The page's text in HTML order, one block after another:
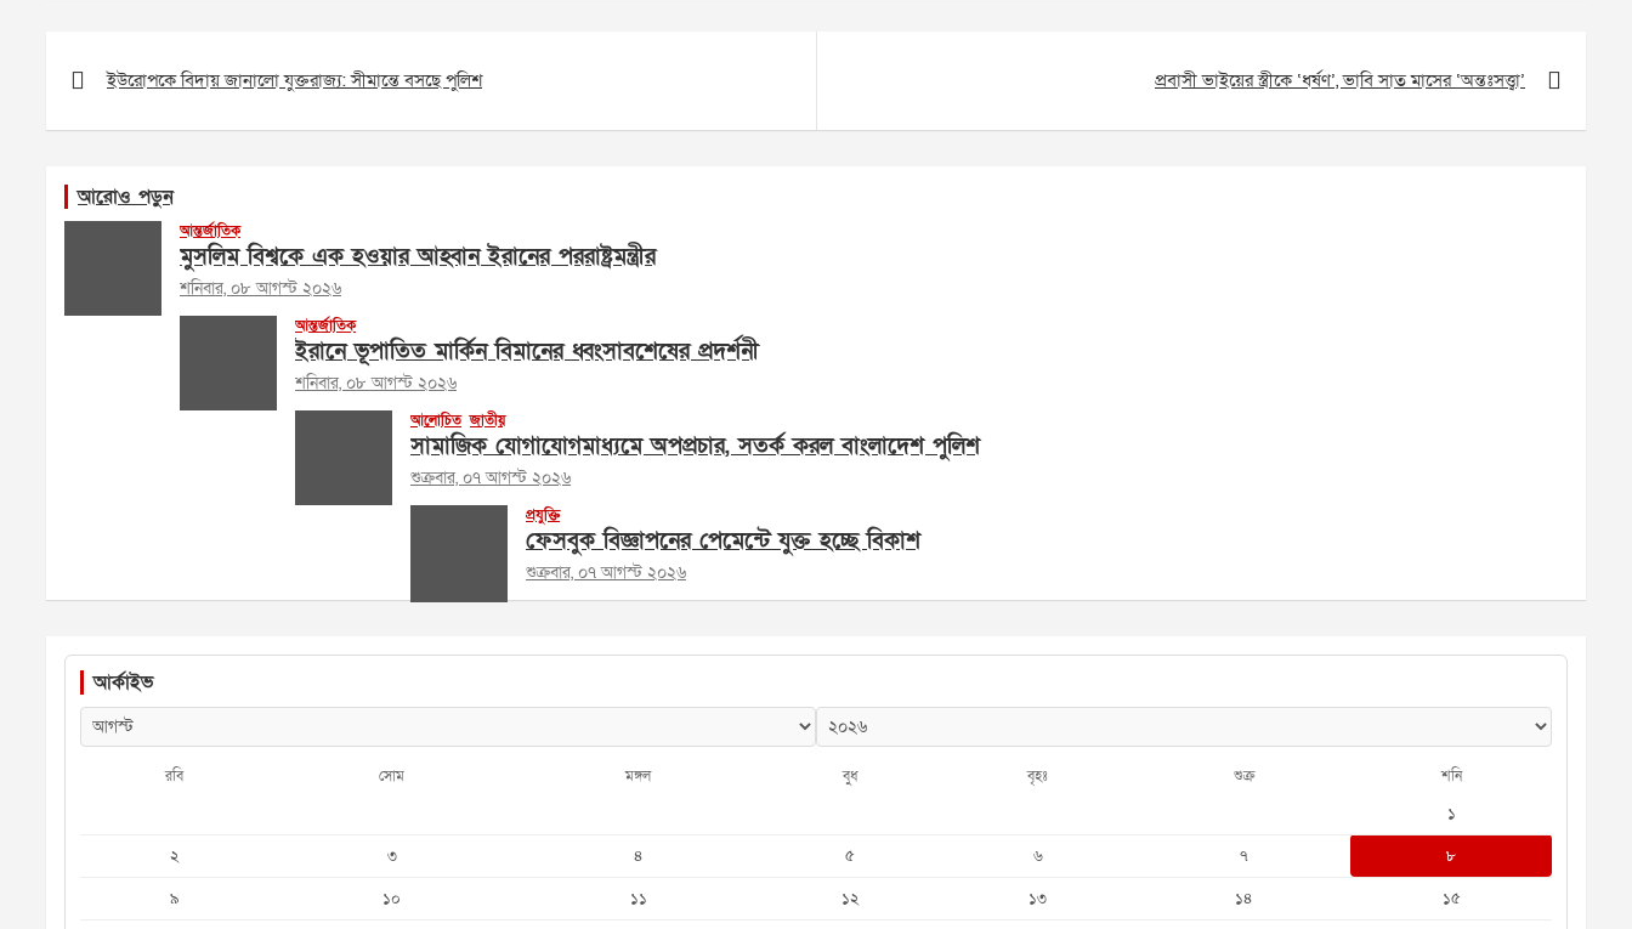
navigation
ইউরোপকে বিদায় জানালো যুক্তরাজ্য: সীমান্তে বসছে পুলিশ প্রবাসী ভাইয়ের স্ত্রীকে ‘ধর্ষণ’, ভাবি সাত মাসের ‘অন্তঃসত্ত্বা’
আরোও পড়ুন
আন্তর্জাতিক
মুসলিম বিশ্বকে এক হওয়ার আহ্বান ইরানের পররাষ্ট্রমন্ত্রীর
শনিবার, ০৮ আগস্ট ২০২৬
আন্তর্জাতিক
ইরানে ভূপাতিত মার্কিন বিমানের ধ্বংসাবশেষের প্রদর্শনী
শনিবার, ০৮ আগস্ট ২০২৬
আলোচিত জাতীয়
সামাজিক যোগাযোগমাধ্যমে অপপ্রচার, সতর্ক করল বাংলাদেশ পুলিশ
শুক্রবার, ০৭ আগস্ট ২০২৬
প্রযুক্তি
ফেসবুক বিজ্ঞাপনের পেমেন্টে যুক্ত হচ্ছে বিকাশ
শুক্রবার, ০৭ আগস্ট ২০২৬
আর্কাইভ
রবি সোম মঙ্গল বুধ বৃহঃ শুক্র শনি
১
২
৩ ৪ ৫ ৬ ৭
৮
৯
১০ ১১ ১২ ১৩ ১৪ ১৫